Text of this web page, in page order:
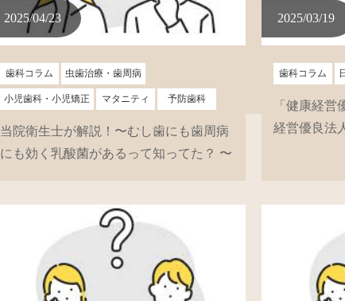
2025/04/23
歯科コラム 虫歯治療・歯周病
小児歯科・小児矯正 マタニティ 予防歯科
当院衛生士が解説！〜むし歯にも歯周病
にも効く乳酸菌があるって知ってた？ 〜
2025/03/19
歯科コラム
「健康経営
経営優良法